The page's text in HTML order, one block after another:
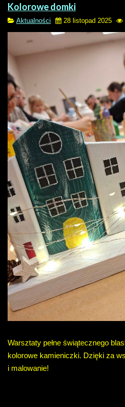
Kolorowe domki
Aktualności 28 listopad 2025
Warsztaty pełne świątecznego
kolorowe kamieniczki. Dzięki za
i malowanie!